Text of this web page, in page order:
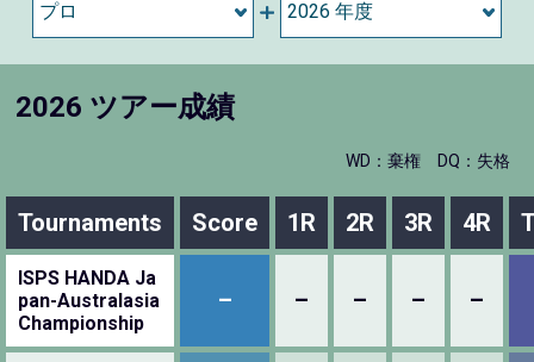
2026 ツアー成績
WD：棄権 DQ：失格
Tournaments Score 1R 2R 3R 4R
ISPS HANDA Ja
pan-Australasia
Championship
– – – – –